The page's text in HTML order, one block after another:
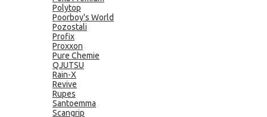
Polytop
Poorboy's World
Pozostali
Profix
Proxxon
Pure Chemie
QJUTSU
Rain-X
Revive
Rupes
Santoemma
Scangrip